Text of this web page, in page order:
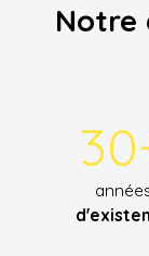
Notre